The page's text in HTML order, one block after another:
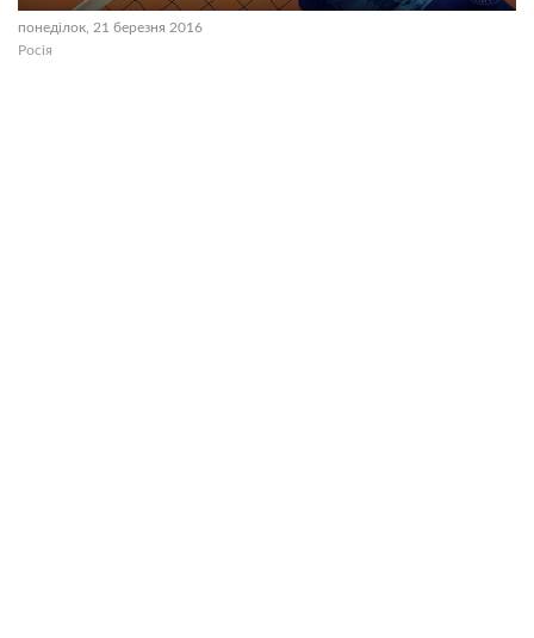
понеділок, 21 березня 2016
Росія